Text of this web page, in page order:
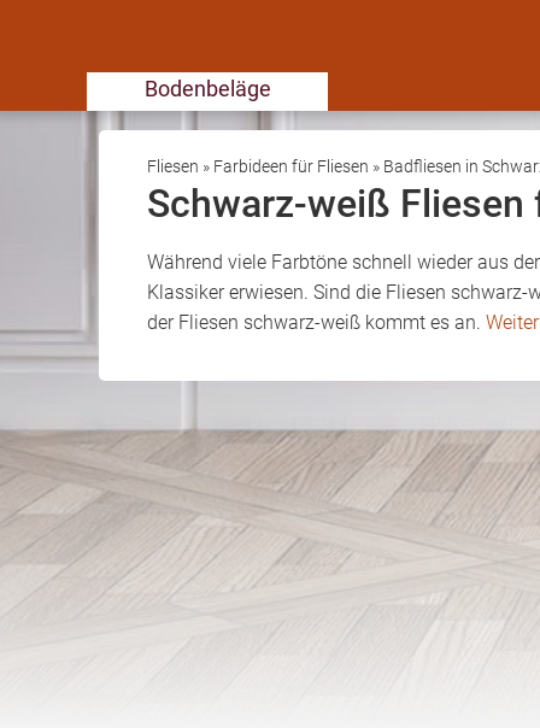
Bodenbeläge
Fliesen » Farbideen für Fliesen » Badfliesen in
Schwarz-weiß Fliesen
Während viele Farbtöne schnell wieder aus
Klassiker erwiesen. Sind die Fliesen
der Fliesen schwarz-weiß kommt es an.